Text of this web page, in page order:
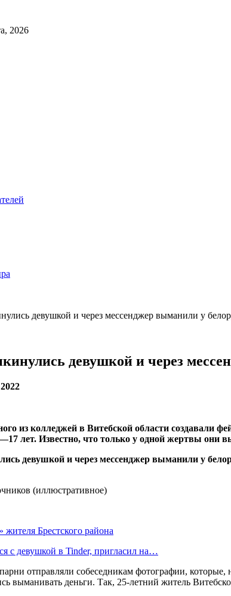
2026
девушкой и через мессенджер выманили у
девушкой и через
из колледжей в Витебской области
лет. Известно, что только у одной жертвы они
(иллюстративное)
Брестского района
с девушкой в Tinder, пригласил на…
отправляли собеседникам фотографии,
выманивать деньги. Так, 25-летний житель